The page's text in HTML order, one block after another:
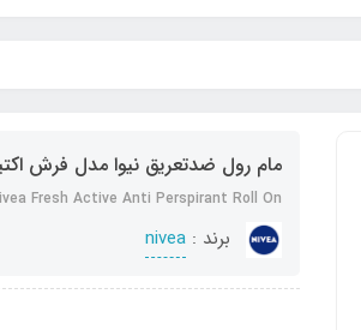
مام رول ضدتعریق نیوا مدل فرش
Fresh Active Anti Perspirant Roll On
برند : nivea